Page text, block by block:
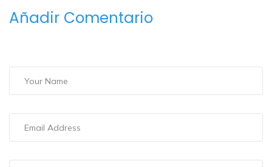
Añadir Comentario